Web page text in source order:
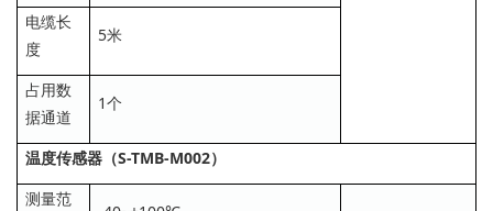
电缆长
度
5米
占用数
据通道
1个
温度传感器（S-TMB-M002）
测量范